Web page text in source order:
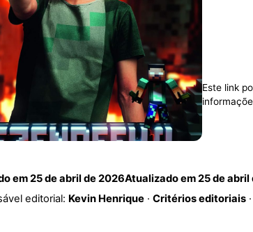
Este link
em25 de abril de 2026Atualizado em25 de abril
editorial: Kevin Henrique· Critérios editoriais·